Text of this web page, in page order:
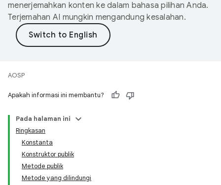
menerjemahkan konten ke dalam bahasa pilihan Anda.
Terjemahan AI mungkin mengandung kesalahan.
AOSP
Apakah informasi ini membantu?
Pada halaman ini
Ringkasan
Konstanta
Konstruktor publik
Metode publik
Metode yang dilindungi